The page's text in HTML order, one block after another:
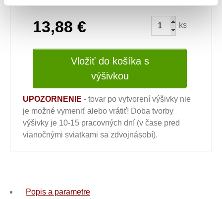
13,88 € ks
Vložiť do košíka s
výšivkou
UPOZORNENIE - tovar po vytvorení výšivky nie
je možné vymeniť alebo vrátiť! Doba tvorby
výšivky je 10-15 pracovných dní (v čase pred
vianočnými sviatkami sa zdvojnásobí).
Popis a parametre